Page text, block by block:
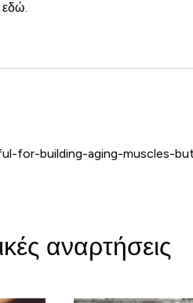
εδώ
for-building-aging-muscles-
αναρτήσεις